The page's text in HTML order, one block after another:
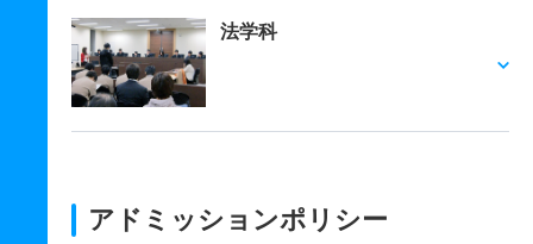
法学科
アドミッションポリシー